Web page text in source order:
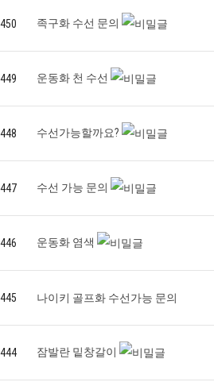
450 족구화 수선 문의
449 운동화 천 수선
448 수선가능할까요?
447 수선 가능 문의
446 운동화 염색
445 나이키 골프화 수선가능 문의
444 잠발란 밑창갈이